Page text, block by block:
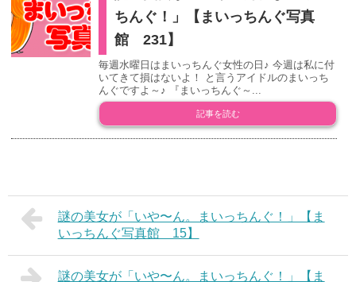
ちんぐ！」【まいっちんぐ写真
館 231】
毎週水曜日はまいっちんぐ女性の日♪ 今週は私に付
いてきて損はないよ！ と言うアイドルのまいっち
んぐですよ～♪ 『まいっちんぐ～...
記事を読む
謎の美女が「いや〜ん。まいっちんぐ！」【ま
いっちんぐ写真館 15】
謎の美女が「いや〜ん。まいっちんぐ！」【ま